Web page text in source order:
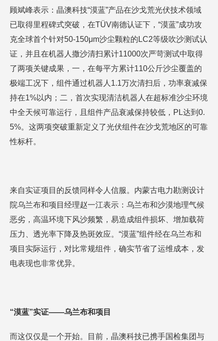
顾斌峰表示：晶澳科技“漠蓝”产品在沙戈荒光伏技术领域
已取得里程碑式突破，在TÜV南德认证下，“漠蓝”成功攻
克全球首个针对50-150μm沙尘颗粒的LC2等级吹沙测试认
证，并且在机器人撒沙清扫累计11000次严苛测试中取得
了两项关键成果，一，在每平方累计110公斤沙尘覆盖的
极端工况下，组件通过机器人1.1万次清扫后，功率衰减保
持在1%以内；二，首次实现清洁机器人在超标准沙尘环境
中全天候可靠运行，且组件产品衰减保持较低，PL达到0.
5%。这两项突破重新定义了光伏组件在沙戈荒地区的可靠
性标杆。
来自实证项目的反馈同样令人信服。内蒙古电力勘测设计
院乌兰布和项目经理赵一江表示：乌兰布和沙漠地理气候
恶劣，高温环境下风沙频繁，易造成组件损坏、增加载荷
压力、透光率下降及热斑效应。“漠蓝”组件经在乌兰布和
项目实际运行，对比常规组件，确实节省了运维成本，发
电表现也非常优异。
“漠蓝”实证——乌兰布和项目
而这仅仅是一个开始。目前，晶澳科技已携手国检集团与